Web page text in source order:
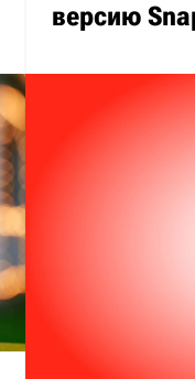
версию